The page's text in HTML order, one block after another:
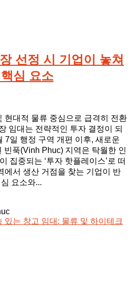
선정 시 기업이 놓쳐
심 요소
현대적 물류 중심으로 급격히 전환
임대는 전략적인 투자 결정이 되
7일 행정 구역 개편 이후, 새로운
빈푹(Vinh Phuc) 지역은 탁월한 인
집중되는 ‘투자 핫플레이스’로 떠
에서 생산 거점을 찾는 기업이 반
요소와...